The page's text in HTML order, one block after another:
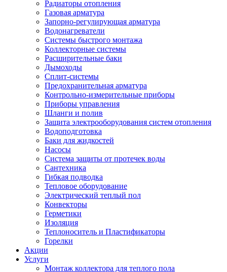
Радиаторы отопления
Газовая арматура
Запорно-регулирующая арматура
Водонагреватели
Системы быстрого монтажа
Коллекторные системы
Расширительные баки
Дымоходы
Сплит-системы
Предохранительная арматура
Контрольно-измерительные приборы
Приборы управления
Шланги и полив
Защита электрооборудования систем отопления
Водоподготовка
Баки для жидкостей
Насосы
Система защиты от протечек воды
Сантехника
Гибкая подводка
Тепловое оборудование
Электрический теплый пол
Конвекторы
Герметики
Изоляция
Теплоноситель и Пластификаторы
Горелки
Акции
Услуги
Монтаж коллектора для теплого пола